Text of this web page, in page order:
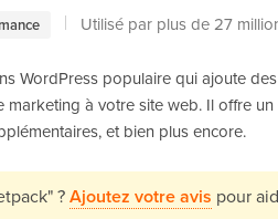
Utilisé par plus de 27
WordPress populaire qui ajoute
à votre site web. Il offre
et bien plus encore.
?Ajoutez votre avis pour